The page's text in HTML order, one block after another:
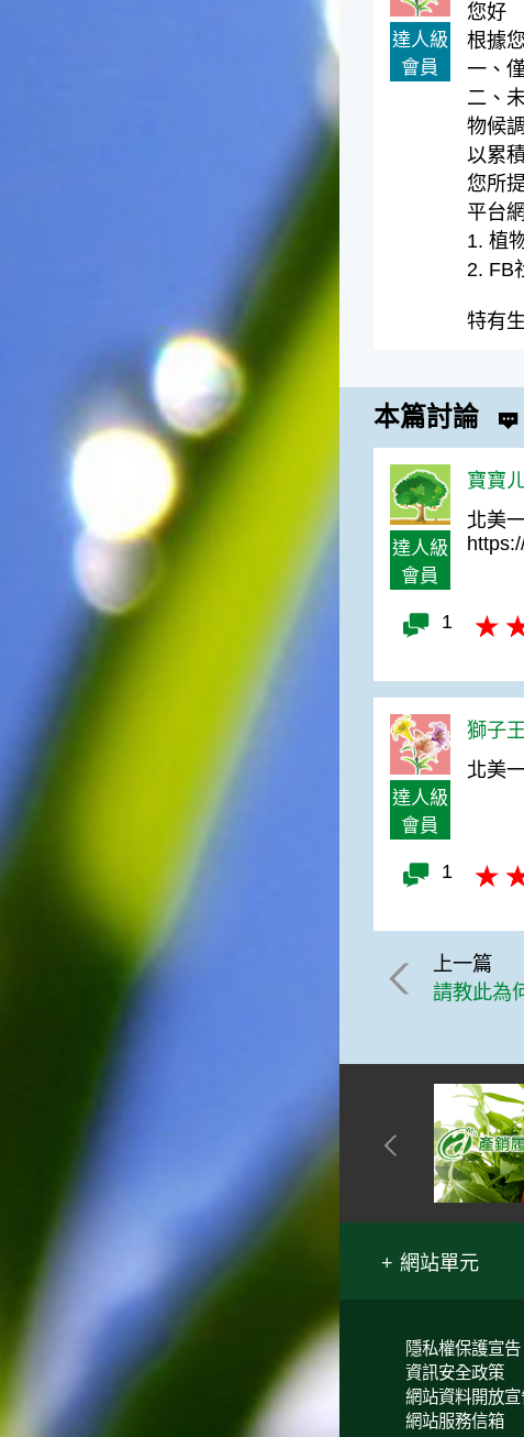
因為父親節不一定逢到星期日
的關係，父親節在感覺上似乎
可不亞於母親喔！小朋友應該
趁著一年一度的父親節，對爸
爸表達出心中的敬重與關愛，
相信平日辛勞的爸爸知道你的
心意後，一定會非常高興的。
◎節氣俗諺1.「雷打秋，年冬
高地半收，低地水漂流」這句
俗諺的意思是：立秋這一天如
果打雷，對二期水稻的收成會
有不好的影響。所以對農夫而
言，立秋日是十分忌諱打雷的
月秋，秋後油」這句俗諺的意
思是：根據老一輩人的說法，
如果立秋這一天是在農曆六
結束；如果「立秋日」在七
月，則天氣會持續穩定，今年
達人級
會員
您好
根據
一、
二、
物候
以累
您所
平台
1. 植
2. FB
特有
本篇討論
達人級
會員
寶寶
北美
1
達人級
會員
獅子
北美
1
上一篇
請教此為
網站單元
隱私權保護宣告
資訊安全政策
網站資料開放宣
網站服務信箱